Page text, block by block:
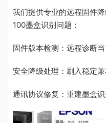
我们提供专业的远程固件
100墨盒识别问题：
固件版本检测：远程诊断
安全降级处理：刷入稳定
通讯协议修复：重建墨盒